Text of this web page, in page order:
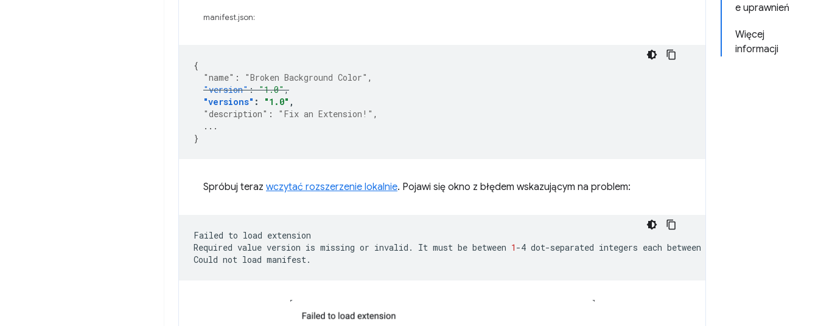
e uprawnień
Więcej
informacji
manifest.json:
{
"name" : "Broken Background Color" ,
"version": "1.0",
"versions" : "1.0" ,
"description" : "Fix an Extension!" ,
...
}
Spróbuj teraz wczytać rozszerzenie lokalnie. Pojawi się okno z błędem wskazującym na problem:
Failed to load extension
Required value version is missing or invalid. It must be between 1 -4 dot-separated integers each between
Could not load